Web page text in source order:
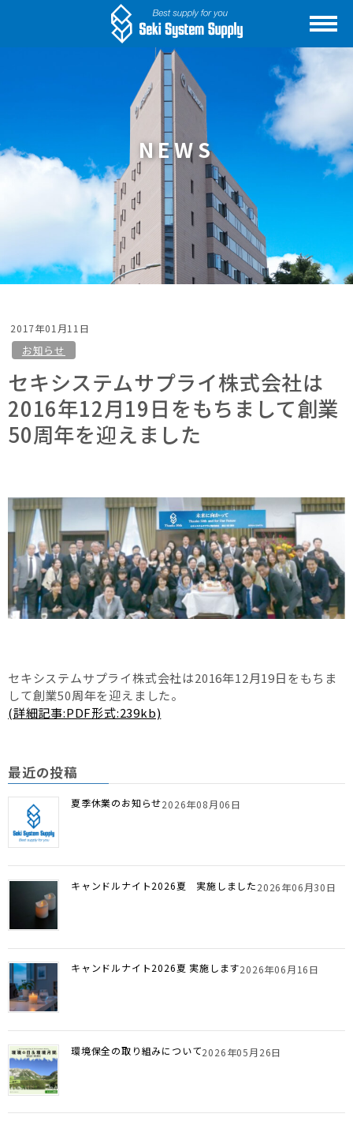
NEWS
2017年01月11日
お知らせ
セキシステムサプライ株式会社は
2016年12月19日をもちまして創業
50周年を迎えました
セキシステムサプライ株式会社は2016年12月19日をもちま
して創業50周年を迎えました。
(詳細記事:PDF形式:239kb)
最近の投稿
夏季休業のお知らせ2026年08月06日
キャンドルナイト2026夏 実施しました2026年06月30日
キャンドルナイト2026夏 実施します2026年06月16日
環境保全の取り組みについて2026年05月26日